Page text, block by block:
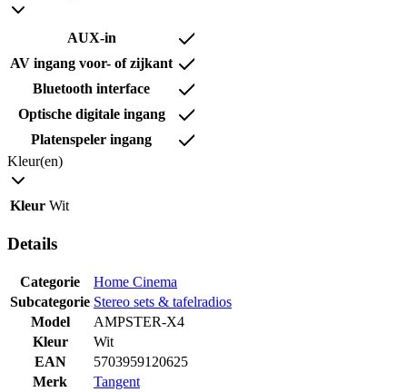
AUX-in
AV ingang voor- of zijkant
Bluetooth interface
Optische digitale ingang
Platenspeler ingang
Kleur(en)
Kleur Wit
Details
Categorie
Home Cinema
Subcategorie Stereo sets & tafelradios
Model
AMPSTER-X4
Kleur
Wit
EAN
5703959120625
Merk
Tangent